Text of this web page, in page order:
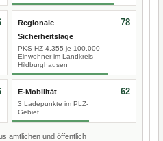
Regionale
Sicherheitslage
PKS-HZ 4.355 je 100.000
Einwohner im Landkreis
Hildburghausen
78
E-Mobilität
3 Ladepunkte im PLZ-
Gebiet
62
amtlichen und öffentlich